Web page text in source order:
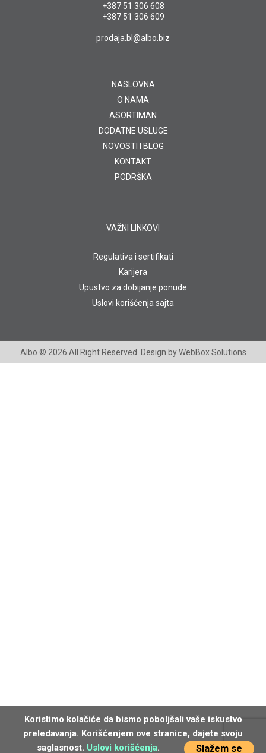
+387 51 306 608
+387 51 306 609
prodaja.bl@albo.biz
NASLOVNA
O NAMA
ASORTIMAN
DODATNE USLUGE
NOVOSTI I BLOG
KONTAKT
PODRŠKA
VAŽNI LINKOVI
Regulativa i sertifikati
Karijera
Upustvo za dobijanje ponude
Uslovi korišćenja sajta
Albo © 2026 All Right Reserved. Design byWebBox Solutions
Koristimo kolačiće da bismo poboljšali vaše iskustvo
preledavanja. Korišćenjem ove stranice, dajete svoju
saglasnost. Uslovi korišćenja. Slažem se